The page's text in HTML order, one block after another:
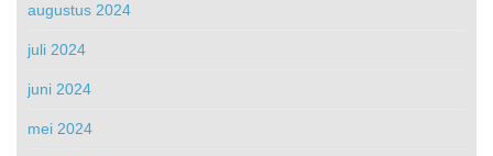
augustus 2024
juli 2024
juni 2024
mei 2024